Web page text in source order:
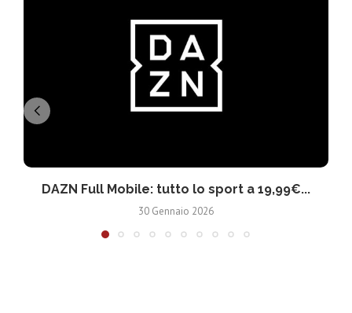
DAZN Full Mobile: tutto lo sport a 19,99€...
30 Gennaio 2026